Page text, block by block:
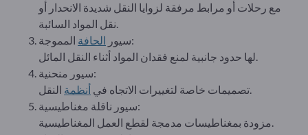
مع رحلات أو مرابط مرفقة لزوايا النقل شديدة الانحدار أو
نقل المواد السائبة.
سيور الحافة
المموجة:
لها حدود جانبية لمنع فقدان المواد أثناء النقل المائل.
سيور منحنية:
تصميمات خاصة لتغييرات الاتجاه في أنظمة
النقل.
سيور ناقلة مغناطيسية:
مزودة بمغناطيسات مدمجة لقطع العمل المغناطيسية.